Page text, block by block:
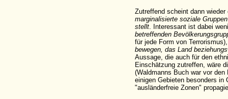
Zutreffend scheint dann
marginalisierte soziale Gruppen
stellt. Interessant ist dabei
betreffenden
für jede Form von
bewegen, das Land
Aussage, die auch für den
Einschätzung zutreffen, wäre
(Waldmanns Buch war vor
einigen Gebieten besonders in
"ausländerfreie Zonen"